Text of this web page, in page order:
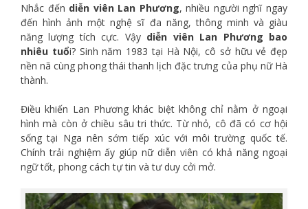
Nhắc đến diễn viên Lan Phương, nhiều người nghĩ ngay
đến hình ảnh một nghệ sĩ đa năng, thông minh và giàu
năng lượng tích cực. Vậy diễn viên Lan Phương bao
nhiêu tuổi? Sinh năm 1983 tại Hà Nội, cô sở hữu vẻ đẹp
nền nã cùng phong thái thanh lịch đặc trưng của phụ nữ Hà
thành.
Điều khiến Lan Phương khác biệt không chỉ nằm ở ngoại
hình mà còn ở chiều sâu tri thức. Từ nhỏ, cô đã có cơ hội
sống tại Nga nên sớm tiếp xúc với môi trường quốc tế.
Chính trải nghiệm ấy giúp nữ diễn viên có khả năng ngoại
ngữ tốt, phong cách tự tin và tư duy cởi mở.